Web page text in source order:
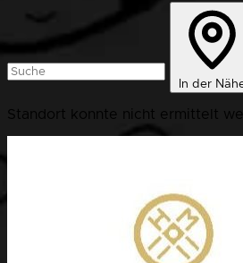
In der
Standort konnte nicht ermittelt